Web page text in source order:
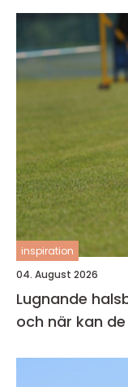
inspiration
04. August 2026
Lugnande halsband
och när kan